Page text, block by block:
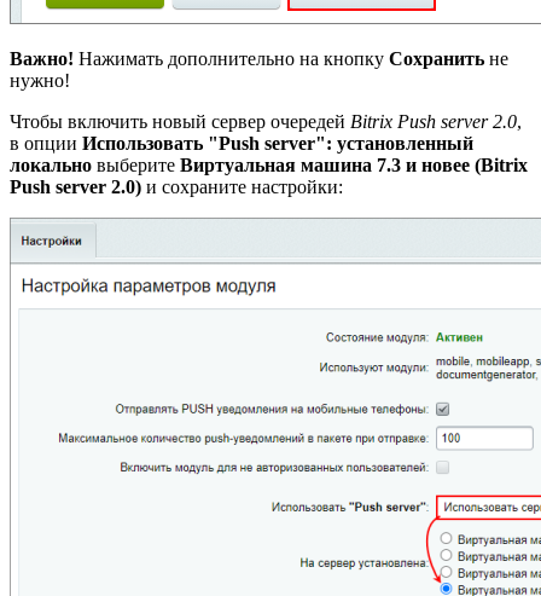
Важно! Нажимать дополнительно на кнопку Сохранить не
нужно!
Чтобы включить новый сервер очередей Bitrix Push server 2.0,
в опции Использовать "Push server": установленный
локально выберите Виртуальная машина 7.3 и новее (Bitrix
Push server 2.0) и сохраните настройки: